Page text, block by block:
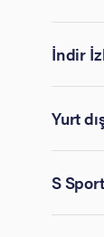
İndir
Yurt
S